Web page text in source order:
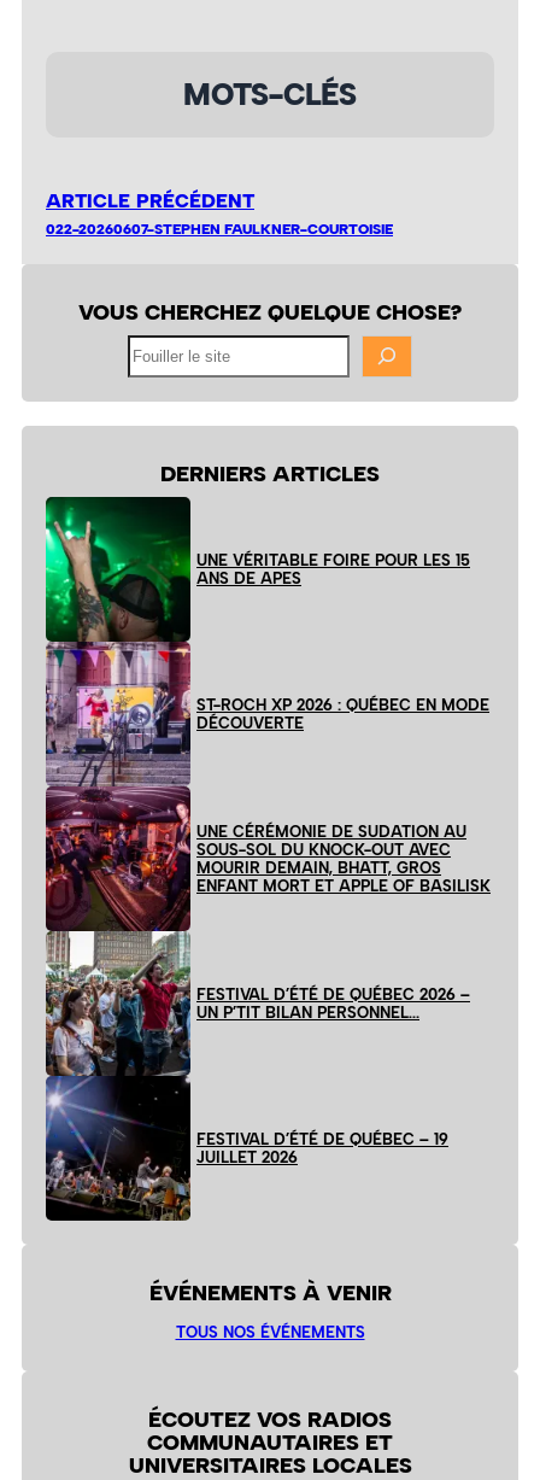
MOTS-CLÉS
ARTICLE PRÉCÉDENT
022-20260607-STEPHEN FAULKNER-COURTOISIE
VOUS CHERCHEZ QUELQUE CHOSE?
DERNIERS ARTICLES
UNE VÉRITABLE FOIRE POUR LES 15
ANS DE APES
ST-ROCH XP 2026 : QUÉBEC EN MODE
DÉCOUVERTE
UNE CÉRÉMONIE DE SUDATION AU
SOUS-SOL DU KNOCK-OUT AVEC
MOURIR DEMAIN, BHATT, GROS
ENFANT MORT ET APPLE OF BASILISK
FESTIVAL D’ÉTÉ DE QUÉBEC 2026 –
UN P’TIT BILAN PERSONNEL…
FESTIVAL D’ÉTÉ DE QUÉBEC – 19
JUILLET 2026
ÉVÉNEMENTS À VENIR
TOUS NOS ÉVÉNEMENTS
ÉCOUTEZ VOS RADIOS
COMMUNAUTAIRES ET
UNIVERSITAIRES LOCALES